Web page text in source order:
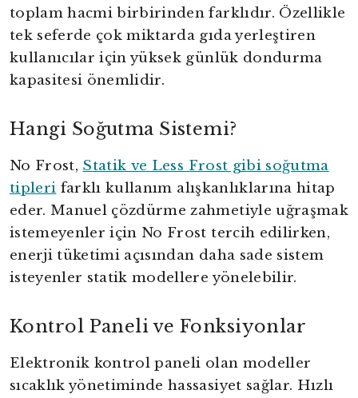
toplam hacmi birbirinden farklıdır. Özellikle
tek seferde çok miktarda gıda yerleştiren
kullanıcılar için yüksek günlük dondurma
kapasitesi önemlidir.
Hangi Soğutma Sistemi?
No Frost, Statik ve Less Frost gibi soğutma
tipleri farklı kullanım alışkanlıklarına hitap
eder. Manuel çözdürme zahmetiyle uğraşmak
istemeyenler için No Frost tercih edilirken,
enerji tüketimi açısından daha sade sistem
isteyenler statik modellere yönelebilir.
Kontrol Paneli ve Fonksiyonlar
Elektronik kontrol paneli olan modeller
sıcaklık yönetiminde hassasiyet sağlar. Hızlı